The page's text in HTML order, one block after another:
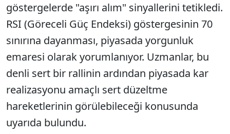
göstergelerde "aşırı alım" sinyallerini tetikledi.
RSI (Göreceli Güç Endeksi) göstergesinin 70
sınırına dayanması, piyasada yorgunluk
emaresi olarak yorumlanıyor. Uzmanlar, bu
denli sert bir rallinin ardından piyasada kar
realizasyonu amaçlı sert düzeltme
hareketlerinin görülebileceği konusunda
uyarıda bulundu.